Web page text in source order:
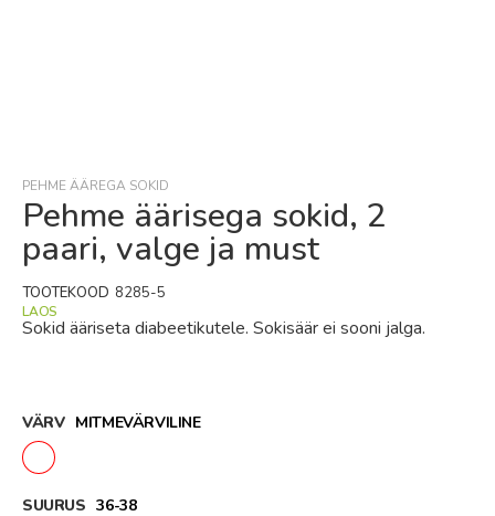
beginning
of
the
images
gallery
PEHME ÄÄREGA SOKID
Pehme äärisega sokid, 2
paari, valge ja must
Sokid ääriseta diabeetikutele. Sokisäär ei sooni jalga.
LAOS
TOOTEKOOD 8285-5
VÄRV MITMEVÄRVILINE
SUURUS 36-38